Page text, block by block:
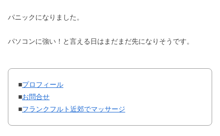
パニックになりました。
パソコンに強い！と言える日はまだまだ先になりそうです。
■プロフィール
■お問合せ
■フランクフルト近郊でマッサージ